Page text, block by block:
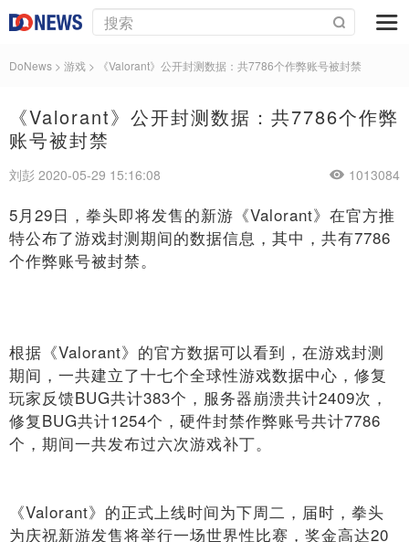
DoNews > 游戏 > 《Valorant》公开封测数据：共7786个作弊账号被封禁
《Valorant》公开封测数据：共7786个作弊
账号被封禁
刘彭 2020-05-29 15:16:08 1013084
5月29日，拳头即将发售的新游《Valorant》在官方推
特公布了游戏封测期间的数据信息，其中，共有7786
个作弊账号被封禁。
根据《Valorant》的官方数据可以看到，在游戏封测
期间，一共建立了十七个全球性游戏数据中心，修复
玩家反馈BUG共计383个，服务器崩溃共计2409次，
修复BUG共计1254个，硬件封禁作弊账号共计7786
个，期间一共发布过六次游戏补丁。
《Valorant》的正式上线时间为下周二，届时，拳头
为庆祝新游发售将举行一场世界性比赛，奖金高达20